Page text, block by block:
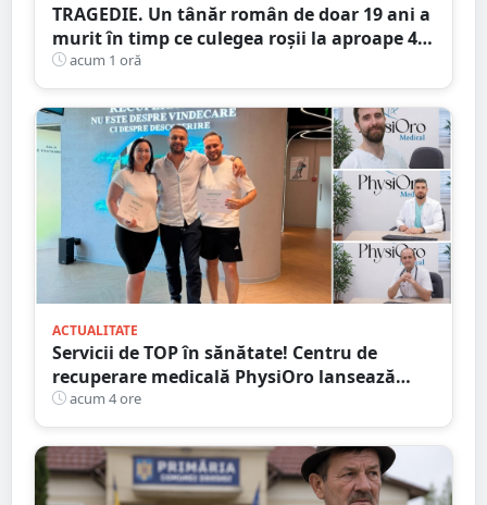
TRAGEDIE. Un tânăr român de doar 19 ani a
murit în timp ce culegea roșii la aproape 40
de grade Celsius,în Italia
acum 1 oră
ACTUALITATE
Servicii de TOP în sănătate! Centru de
recuperare medicală PhysiOro lansează
Divizia medicală PhysiOro
acum 4 ore